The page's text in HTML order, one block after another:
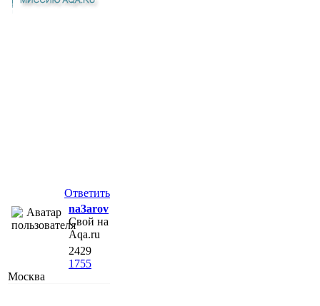
Ответить
na3arov
Свой на
Aqa.ru
2429
1755
Москва